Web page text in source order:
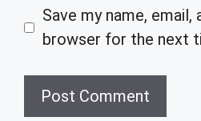
Save my name,
browser for the next